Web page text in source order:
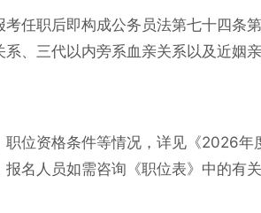
考任职后即构成公务员法第七十四条
、三代以内旁系血亲关系以及近姻
职位资格条件等情况，详见《2026
名人员如需咨询《职位表》中的有